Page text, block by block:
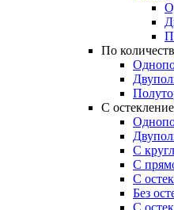
По
С
С
С
С
Без
С